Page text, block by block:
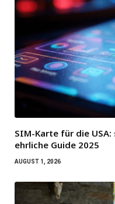
SIM-Karte für die
ehrliche Guide 2025
AUGUST 1, 2026